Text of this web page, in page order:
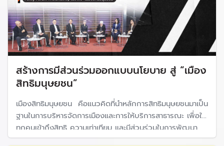
มากกว่า 14% ของประชากรทั้งหมด
สร้างการมีส่วนร่วมออกแบบนโยบาย สู่ “เมือง
สิทธิมนุษยชน”
เมืองสิทธิมนุษยชน คือแนวคิดที่นำหลักการสิทธิมนุษยชนมาเป็น
ฐานในการบริหารจัดการเมืองและการให้บริการสาธารณะ เพื่อให้
ทุกคนเข้าถึงสิทธิ ความเท่าเทียม และมีส่วนร่วมในการพัฒนา
เมืองอย่างยั่งยืน